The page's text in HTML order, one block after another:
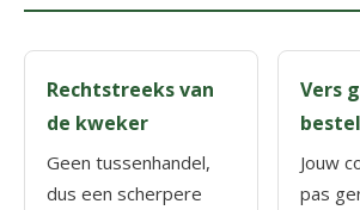
Rechtstreeks van
de kweker
Geen tussenhandel,
dus een scherpere
Vers
Jouw
pas